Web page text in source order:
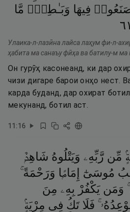
فِيهَا وَبَـٰطِلٌۭ مَّا
١٦
Улаика-л-лазӣна лайса лаҳум фи-л-
ҳабита ма санаъу фӣҳа ва батилу-м ма
Он гурӯҳ касонеанд, ки дар
чизи дигаре барои онҳо нест.
карда буданд, дар охират
мекунанд, ботил аст.
11:16
مِّن رَّبِّهِۦ وَيَتْلُوهُ شَاهِدٌۭ
مُوسَىٰٓ إِمَامًۭا وَرَحْمَةً ۚ
وَمَن يَكْفُرْ بِهِۦ مِنَ
فَلَا تَكُ فِى مِرْيَةٍۢ